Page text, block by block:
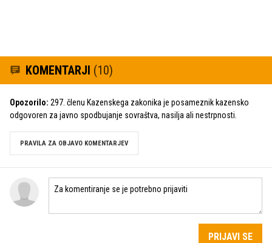
KOMENTARJI (10)
Opozorilo: 297. členu Kazenskega zakonika je posameznik kazensko
odgovoren za javno spodbujanje sovraštva, nasilja ali nestrpnosti.
PRAVILA ZA OBJAVO KOMENTARJEV
PRIJAVI SE